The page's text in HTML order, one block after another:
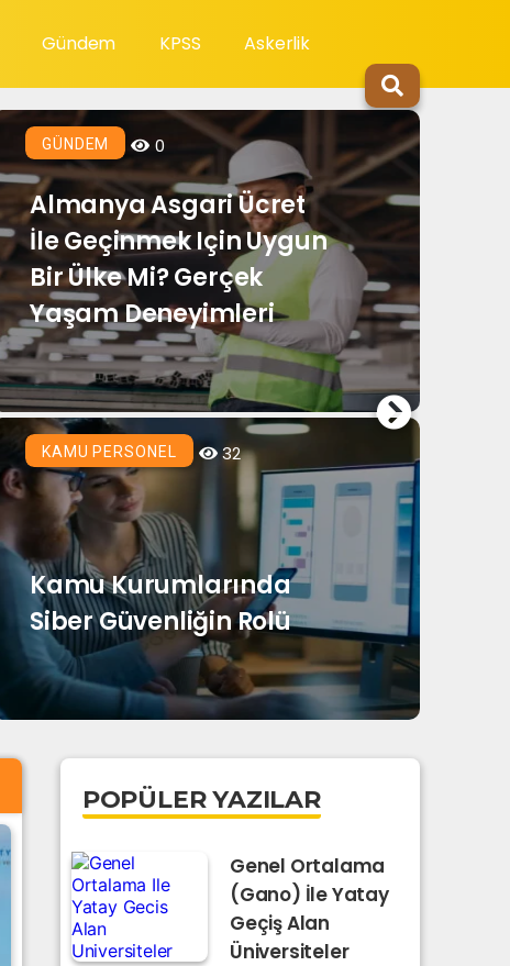
Gündem KPSS Askerlik
GÜNDEM 0
Almanya Asgari Ücret
İle Geçinmek Için Uygun
Bir Ülke Mi? Gerçek
Yaşam Deneyimleri
KAMU PERSONEL 32
Kamu Kurumlarında
Siber Güvenliğin Rolü
POPÜLER YAZILAR
Genel Ortalama
(Gano) İle Yatay
Geçiş Alan
Üniversiteler